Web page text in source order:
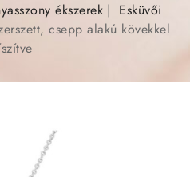
ékszerek
Esküvői
csepp alakú kövekkel